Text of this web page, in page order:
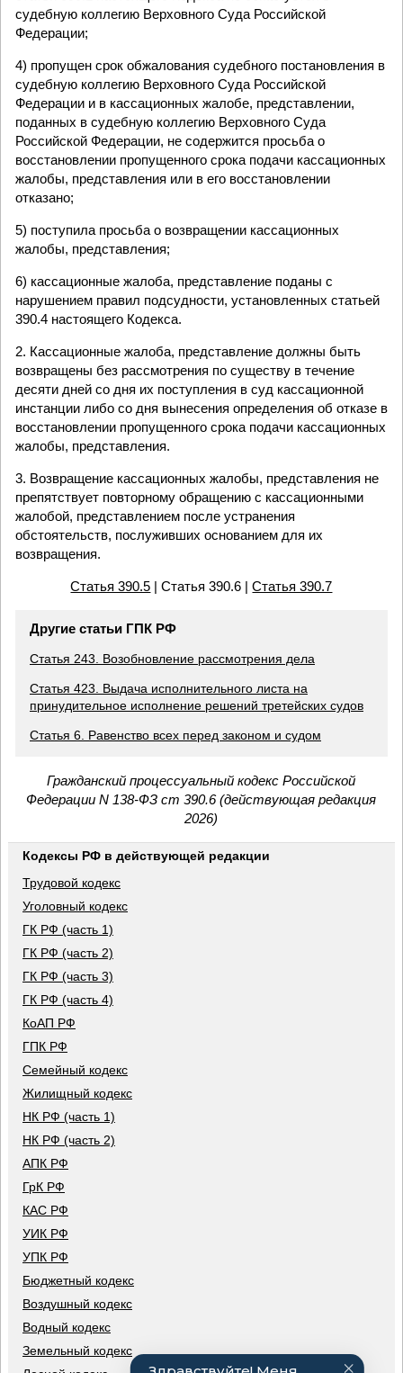
судебную коллегию Верховного Суда Российской
Федерации;
4) пропущен срок обжалования судебного постановления в
судебную коллегию Верховного Суда Российской
Федерации и в кассационных жалобе, представлении,
поданных в судебную коллегию Верховного Суда
Российской Федерации, не содержится просьба о
восстановлении пропущенного срока подачи кассационных
жалобы, представления или в его восстановлении
отказано;
5) поступила просьба о возвращении кассационных
жалобы, представления;
6) кассационные жалоба, представление поданы с
нарушением правил подсудности, установленных статьей
390.4 настоящего Кодекса.
2. Кассационные жалоба, представление должны быть
возвращены без рассмотрения по существу в течение
десяти дней со дня их поступления в суд кассационной
инстанции либо со дня вынесения определения об отказе в
восстановлении пропущенного срока подачи кассационных
жалобы, представления.
3. Возвращение кассационных жалобы, представления не
препятствует повторному обращению с кассационными
жалобой, представлением после устранения
обстоятельств, послуживших основанием для их
возвращения.
Статья 390.5 | Статья 390.6 |Статья 390.7
Другие статьи ГПК РФ
Статья 243. Возобновление рассмотрения дела
Статья 423. Выдача исполнительного листа на
принудительное исполнение решений третейских судов
Статья 6. Равенство всех перед законом и судом
Гражданский процессуальный кодекс Российской
Федерации N 138-ФЗ ст 390.6 (действующая редакция
2026)
Кодексы РФ в действующей редакции
Трудовой кодекс
Уголовный кодекс
ГК РФ (часть 1)
ГК РФ (часть 2)
ГК РФ (часть 3)
ГК РФ (часть 4)
КоАП РФ
ГПК РФ
Семейный кодекс
Жилищный кодекс
НК РФ (часть 1)
НК РФ (часть 2)
АПК РФ
ГрК РФ
КАС РФ
УИК РФ
УПК РФ
Бюджетный кодекс
Воздушный кодекс
Водный кодекс
Земельный кодекс